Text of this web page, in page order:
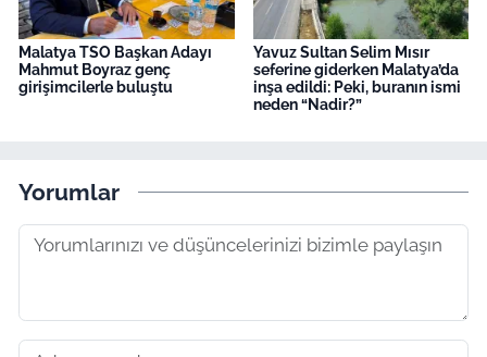
Malatya TSO Başkan Adayı
Mahmut Boyraz genç
girişimcilerle buluştu
Yavuz Sultan Selim Mısır
seferine giderken Malatya’da
inşa edildi: Peki, buranın ismi
neden “Nadir?”
Yorumlar